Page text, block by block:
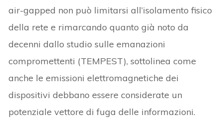
air-gapped non può limitarsi all’isolamento fisico
della rete e rimarcando quanto già noto da
decenni dallo studio sulle emanazioni
compromettenti (TEMPEST), sottolinea come
anche le emissioni elettromagnetiche dei
dispositivi debbano essere considerate un
potenziale vettore di fuga delle informazioni.